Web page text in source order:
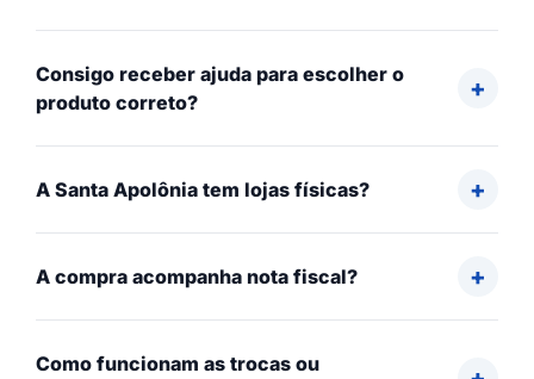
Consigo receber ajuda para escolher o
produto correto?
A Santa Apolônia tem lojas físicas?
A compra acompanha nota fiscal?
Como funcionam as trocas ou